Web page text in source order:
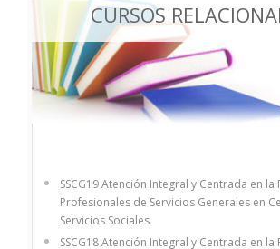
CURSOS
SSCG19 Atención Integral y Centrada en
Profesionales de Servicios Generales en
Servicios Sociales
SSCG18 Atención Integral y Centrada en